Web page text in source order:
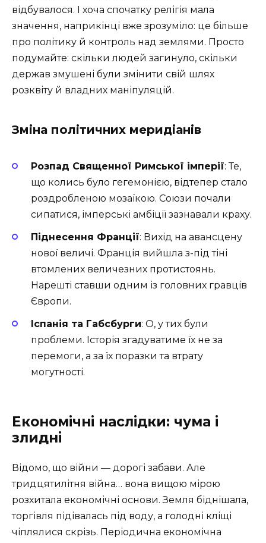
відбувалося. І хоча спочатку релігія мала
значення, наприкінці вже зрозуміло: це більше
про політику й контроль над землями. Просто
подумайте: скільки людей загинуло, скільки
держав змушені були змінити свій шлях
розквіту й владних маніпуляцій.
Зміна політичних меридіанів
Розпад Священної Римської імперії: Те,
що колись було гегемонією, відтепер стало
роздробленою мозаїкою. Союзи почали
сипатися, імперські амбіції зазнавали краху.
Піднесення Франції: Вихід на авансцену
нової величі. Франція вийшла з-під тіні
втомлених величезних протистоянь.
Нарешті ставши одним із головних гравців
Європи.
Іспанія та Габсбурги: О, у тих були
проблеми. Історія згадуватиме їх не за
перемоги, а за їх поразки та втрату
могутності.
Економічні наслідки: чума і
злидні
Відомо, що війни — дорогі забави. Але
тридцятилітня війна… вона вищою мірою
розхитала економічні основи. Земля біднішала,
торгівля підівалась під воду, а голодні кліщі
чіплялися скрізь. Періодична економічна